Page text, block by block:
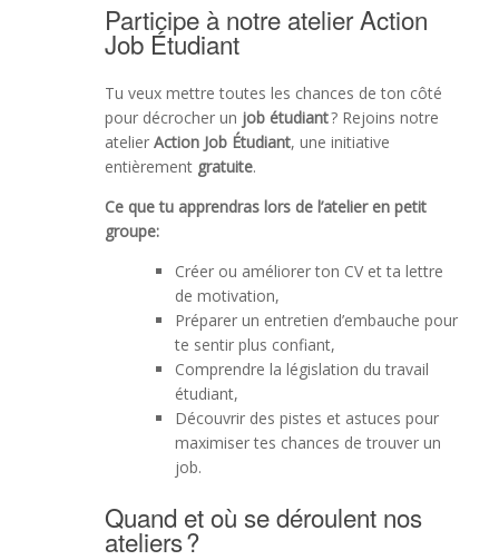
Participe à notre atelier Action
Job Étudiant
Tu veux mettre toutes les chances de ton côté
pour décrocher un job étudiant? Rejoins notre
atelier Action Job Étudiant, une initiative
entièrement gratuite.
Ce que tu apprendras lors de l’atelier en petit
groupe:
Créer ou améliorer ton CV et ta lettre
de motivation,
Préparer un entretien d’embauche pour
te sentir plus confiant,
Comprendre la législation du travail
étudiant,
Découvrir des pistes et astuces pour
maximiser tes chances de trouver un
job.
Quand et où se déroulent nos
ateliers ?